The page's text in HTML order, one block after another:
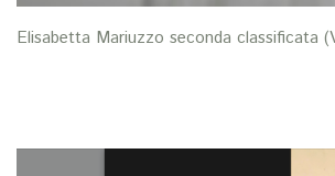
Elisabetta Mariuzzo seconda classificata